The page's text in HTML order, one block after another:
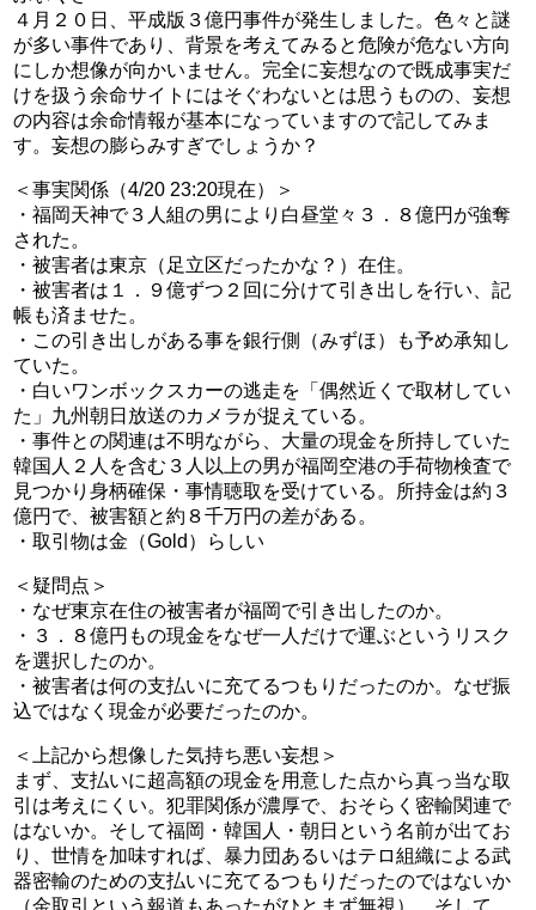
４月２０日、平成版３億円事件が発生しました。色々と謎
が多い事件であり、背景を考えてみると危険が危ない方向
にしか想像が向かいません。完全に妄想なので既成事実だ
けを扱う余命サイトにはそぐわないとは思うものの、妄想
の内容は余命情報が基本になっていますので記してみま
す。妄想の膨らみすぎでしょうか？
＜事実関係（4/20 23:20現在）＞
・福岡天神で３人組の男により白昼堂々３．８億円が強奪
された。
・被害者は東京（足立区だったかな？）在住。
・被害者は１．９億ずつ２回に分けて引き出しを行い、記
帳も済ませた。
・この引き出しがある事を銀行側（みずほ）も予め承知し
ていた。
・白いワンボックスカーの逃走を「偶然近くで取材してい
た」九州朝日放送のカメラが捉えている。
・事件との関連は不明ながら、大量の現金を所持していた
韓国人２人を含む３人以上の男が福岡空港の手荷物検査で
見つかり身柄確保・事情聴取を受けている。所持金は約３
億円で、被害額と約８千万円の差がある。
・取引物は金（Gold）らしい
＜疑問点＞
・なぜ東京在住の被害者が福岡で引き出したのか。
・３．８億円もの現金をなぜ一人だけで運ぶというリスク
を選択したのか。
・被害者は何の支払いに充てるつもりだったのか。なぜ振
込ではなく現金が必要だったのか。
＜上記から想像した気持ち悪い妄想＞
まず、支払いに超高額の現金を用意した点から真っ当な取
引は考えにくい。犯罪関係が濃厚で、おそらく密輸関連で
はないか。そして福岡・韓国人・朝日という名前が出てお
り、世情を加味すれば、暴力団あるいはテロ組織による武
器密輸のための支払いに充てるつもりだったのではないか
（金取引という報道もあったがひとまず無視）。そして、